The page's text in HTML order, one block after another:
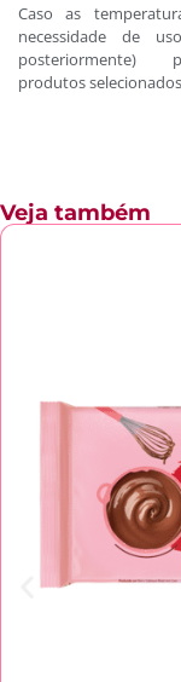
Caso as
necessidade de
produtos
Veja também